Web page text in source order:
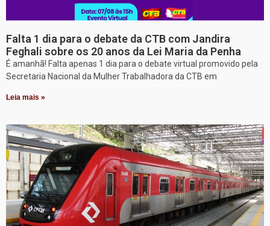
Falta 1 dia para o debate da CTB com Jandira
Feghali sobre os 20 anos da Lei Maria da Penha
É amanhã! Falta apenas 1 dia para o debate virtual promovido pela
Secretaria Nacional da Mulher Trabalhadora da CTB em
Leia mais »